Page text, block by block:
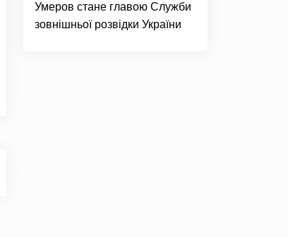
Умеров стане главою Служби
зовнішньої розвідки України